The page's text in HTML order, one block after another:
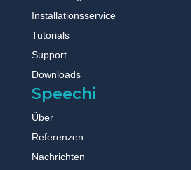
Installationsservice
Tutorials
Support
Downloads
Speechi
Über
Referenzen
Nachrichten